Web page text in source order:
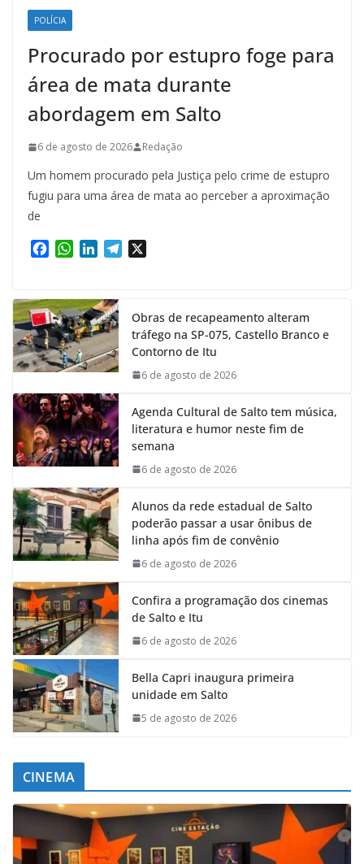
POLÍCIA
Procurado por estupro foge para
área de mata durante
abordagem em Salto
6 de agosto de 2026 Redação
Um homem procurado pela Justiça pelo crime de estupro
fugiu para uma área de mata ao perceber a aproximação
de
e
b
o
o
k
W
t
s
A
p
p
k
e
d
I
n
m
Obras de recapeamento alteram
tráfego na SP-075, Castello Branco e
Contorno de Itu
6 de agosto de 2026
Agenda Cultural de Salto tem música,
literatura e humor neste fim de
semana
6 de agosto de 2026
Alunos da rede estadual de Salto
poderão passar a usar ônibus de
linha após fim de convênio
6 de agosto de 2026
Confira a programação dos cinemas
de Salto e Itu
6 de agosto de 2026
Bella Capri inaugura primeira
unidade em Salto
5 de agosto de 2026
CINEMA